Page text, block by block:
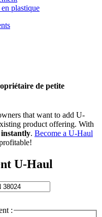
plastique
de petite
that want to add U-
product offering. With
instantly. Become a U-Haul
U-Haul
: